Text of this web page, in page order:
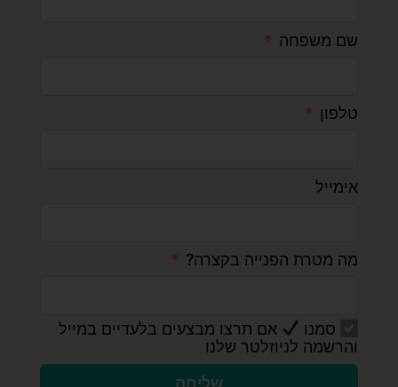
שם משפחה
טלפון
אימייל
מה מטרת הפנייה בקצרה?
סמנו
אם תרצו מבצעים בלעדיים במייל
והרשמה לניוזלטר שלנו
שליחה